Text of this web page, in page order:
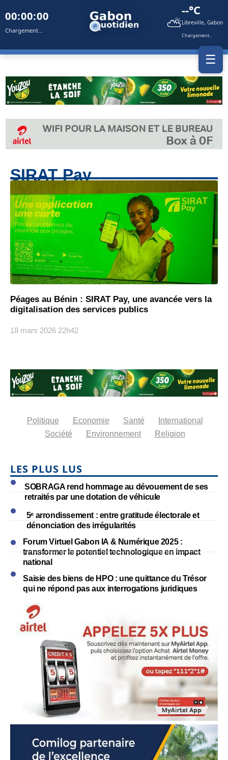
00:00:00
Chargement... ⛅
--°C
Libreville, Gabon
Chargement...
☰
SIRAT Pay
Péages au Bénin : SIRAT Pay, une avancée vers la
digitalisation des services publics
18 mars 2026 22h42
Politique Economie Santé
International
Société
Environnement Religion
LES PLUS LUS
SOBRAGA rend hommage au dévouement de ses
retraités par une dotation de véhicule
5ᵉ arrondissement : entre gratitude électorale et
dénonciation des irrégularités
Forum Virtuel Gabon IA & Numérique 2025 :
transformer le potentiel technologique en impact
national
Saisie des biens de HPO : une quittance du Trésor
qui ne répond pas aux interrogations juridiques